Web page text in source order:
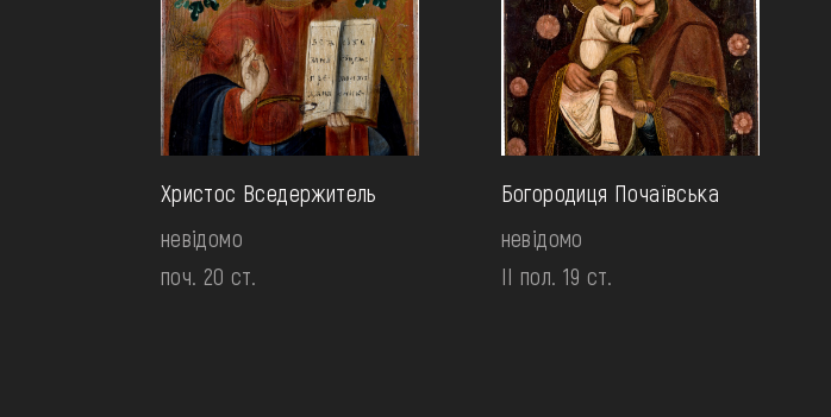
Христос Вседержитель
невідомо
поч. 20 ст.
Богородиця Почаївська
невідомо
II пол. 19 ст.